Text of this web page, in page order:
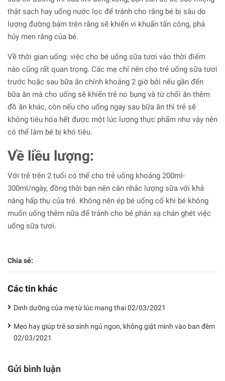
thật sạch hay uống nước lọc để tránh cho răng bé bị sâu do
lượng đường bám trên răng sẽ khiến vi khuẩn tấn công, phá
hủy men răng của bé.
Về thời gian uống: việc cho bé uống sữa tươi vào thời điểm
nào cũng rất quan trọng. Các mẹ chỉ nên cho trẻ uống sữa tươi
trước hoặc sau bữa ăn chính khoảng 2 giờ bởi nếu gần đến
bữa ăn mà cho uống sẽ khiến trẻ no bụng và từ chối ăn thêm
đồ ăn khác, còn nếu cho uống ngay sau bữa ăn thì trẻ sẽ
không tiêu hóa hết được một lúc lượng thực phẩm như vậy nên
có thể làm bé bị khó tiêu.
Về liều lượng:
Với trẻ trên 2 tuổi có thể cho trẻ uống khoảng 200ml-
300ml/ngày, đồng thời bạn nên cân nhắc lượng sữa với khả
năng hấp thụ của trẻ. Không nên ép bé uống cố khi bé không
muốn uống thêm nữa để tránh cho bé phản xạ chán ghét việc
uống sữa tươi.
Chia sẻ:
Các tin khác
Dinh dưỡng của mẹ từ lúc mang thai02/03/2021
Mẹo hay giúp trẻ sơ sinh ngủ ngon, không giật mình vào ban đêm
02/03/2021
Gửi bình luận